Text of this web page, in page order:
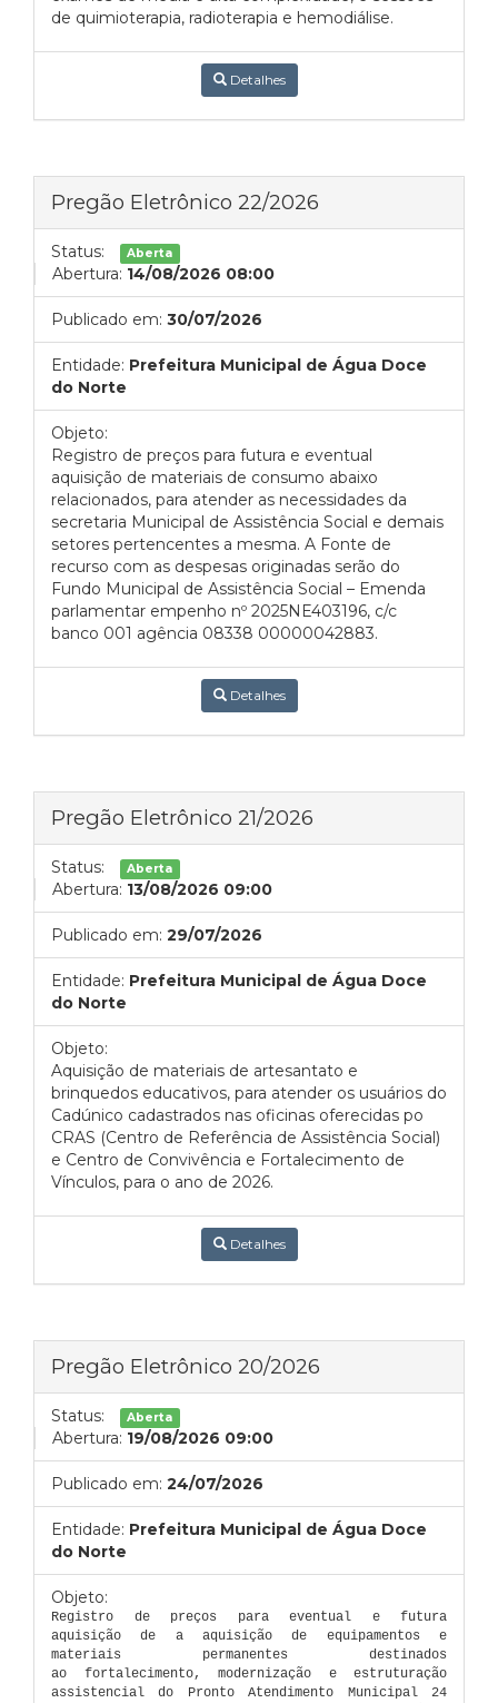
de quimioterapia, radioterapia e hemodiálise.
Detalhes
Pregão Eletrônico 22/2026
Status: Aberta
Abertura: 14/08/2026 08:00
Publicado em: 30/07/2026
Entidade: Prefeitura Municipal de Água Doce
do Norte
Objeto:
Registro de preços para futura e eventual
aquisição de materiais de consumo abaixo
relacionados, para atender as necessidades da
secretaria Municipal de Assistência Social e demais
setores pertencentes a mesma. A Fonte de
recurso com as despesas originadas serão do
Fundo Municipal de Assistência Social – Emenda
parlamentar empenho nº 2025NE403196, c/c
banco 001 agência 08338 00000042883.
Detalhes
Pregão Eletrônico 21/2026
Status: Aberta
Abertura: 13/08/2026 09:00
Publicado em: 29/07/2026
Entidade: Prefeitura Municipal de Água Doce
do Norte
Objeto:
Aquisição de materiais de artesantato e
brinquedos educativos, para atender os usuários do
Cadúnico cadastrados nas oficinas oferecidas po
CRAS (Centro de Referência de Assistência Social)
e Centro de Convivência e Fortalecimento de
Vínculos, para o ano de 2026.
Detalhes
Pregão Eletrônico 20/2026
Status: Aberta
Abertura: 19/08/2026 09:00
Publicado em: 24/07/2026
Entidade: Prefeitura Municipal de Água Doce
do Norte
Objeto:
Registro de preços para eventual e futura
aquisição de a aquisição de equipamentos e
materiais permanentes destinados
ao fortalecimento, modernização e estruturação
assistencial do Pronto Atendimento Municipal 24